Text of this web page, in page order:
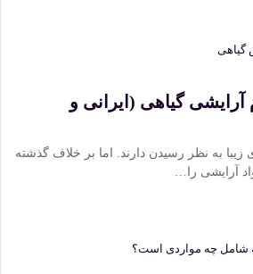
آرایشی گیاهی (ایرانی و
به نظر رسیدن دارند. اما بر خلاف گذشته
آرایشی را…